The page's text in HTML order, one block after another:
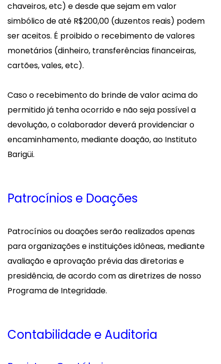
chaveiros, etc) e desde que sejam em valor
simbólico de até R$200,00 (duzentos reais) podem
ser aceitos. É proibido o recebimento de valores
monetários (dinheiro, transferências financeiras,
cartões, vales, etc).
Caso o recebimento do brinde de valor acima do
permitido já tenha ocorrido e não seja possível a
devolução, o colaborador deverá providenciar o
encaminhamento, mediante doação, ao Instituto
Barigüi.
Patrocínios e Doações
Patrocínios ou doações serão realizados apenas
para organizações e instituições idôneas, mediante
avaliação e aprovação prévia das diretorias e
presidência, de acordo com as diretrizes de nosso
Programa de Integridade.
Contabilidade e Auditoria